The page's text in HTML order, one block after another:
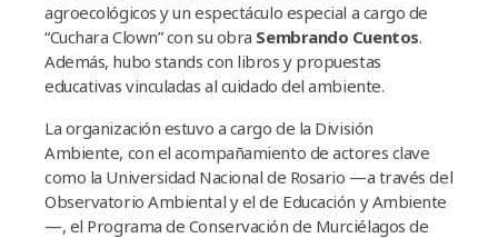
agroecológicos y un espectáculo especial a cargo de
“Cuchara Clown” con su obra Sembrando Cuentos.
Además, hubo stands con libros y propuestas
educativas vinculadas al cuidado del ambiente.
La organización estuvo a cargo de la División
Ambiente, con el acompañamiento de actores clave
como la Universidad Nacional de Rosario —a través del
Observatorio Ambiental y el de Educación y Ambiente
—, el Programa de Conservación de Murciélagos de